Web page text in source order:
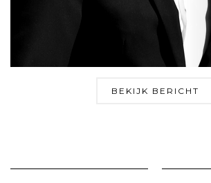
BEKIJK BERICHT